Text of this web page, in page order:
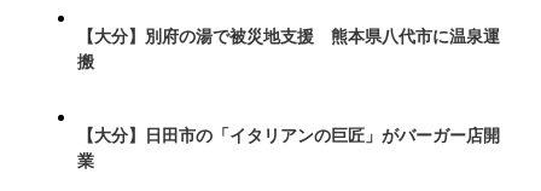
【大分】別府の湯で被災地支援 熊本県八代市に温泉運
搬
【大分】日田市の「イタリアンの巨匠」がバーガー店開
業